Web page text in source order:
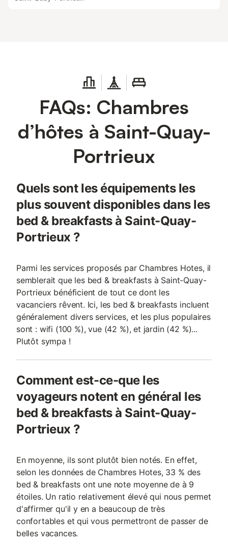
FAQs: Chambres
d’hôtes à Saint-Quay-
Portrieux
Quels sont les équipements les
plus souvent disponibles dans les
bed & breakfasts à Saint-Quay-
Portrieux ?
Parmi les services proposés par Chambres Hotes, il
semblerait que les bed & breakfasts à Saint-Quay-
Portrieux bénéficient de tout ce dont les
vacanciers rêvent. Ici, les bed & breakfasts incluent
généralement divers services, et les plus populaires
sont : wifi (100 %), vue (42 %), et jardin (42 %)...
Plutôt sympa !
Comment est-ce-que les
voyageurs notent en général les
bed & breakfasts à Saint-Quay-
Portrieux ?
En moyenne, ils sont plutôt bien notés. En effet,
selon les données de Chambres Hotes, 33 % des
bed & breakfasts ont une note moyenne de à 9
étoiles. Un ratio relativement élevé qui nous permet
d'affirmer qu'il y en a beaucoup de très
confortables et qui vous permettront de passer de
belles vacances.